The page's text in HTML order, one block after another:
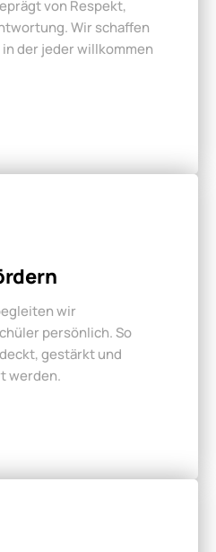
von Respekt,
Wir schaffen
der jeder willkommen
wir
persönlich. So
gestärkt und
werden.